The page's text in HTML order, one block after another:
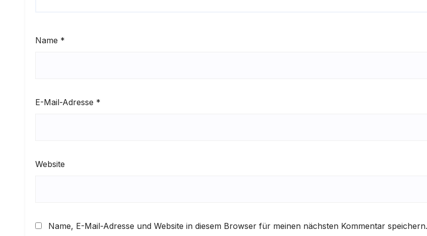
Name *
E-Mail-Adresse *
Website
Name, E-Mail-Adresse und Website in diesem Browser für meinen nächsten Kommentar speichern.